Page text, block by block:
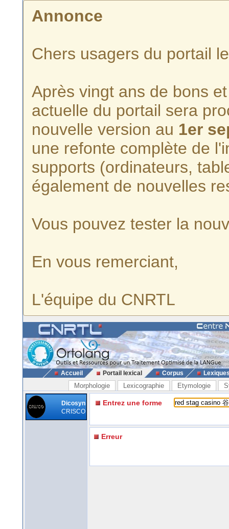
Annonce
Chers usagers du portail
Après vingt ans de bons
actuelle du portail sera
nouvelle version au 1er
une refonte complète de
supports (ordinateurs,
également de nouvelles
Vous pouvez tester la
En vous remerciant,
L'équipe du CNRTL
Accueil Portail lexical Corpus
Morphologie Lexicographie Etymologie
Dicosyn
CRISCO
Entrez une forme
Erreur